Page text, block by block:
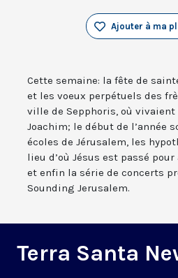
Ajouter à ma
Cette semaine: la fête de
et les voeux perpétuels des
ville de Sepphoris, où
Joachim; le début de l’année
écoles de Jérusalem, les
lieu d’où Jésus est passé
et enfin la série de concerts
Sounding Jerusalem.
Terra Santa